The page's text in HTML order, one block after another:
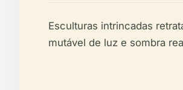
Esculturas intrincadas
mutável de luz e sombra